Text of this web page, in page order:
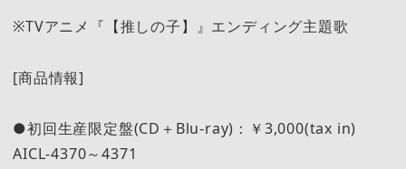
※TVアニメ『【推しの子】』エンディング主題歌
[商品情報]
●初回生産限定盤(CD＋Blu-ray)：￥3,000(tax in)
AICL-4370～4371